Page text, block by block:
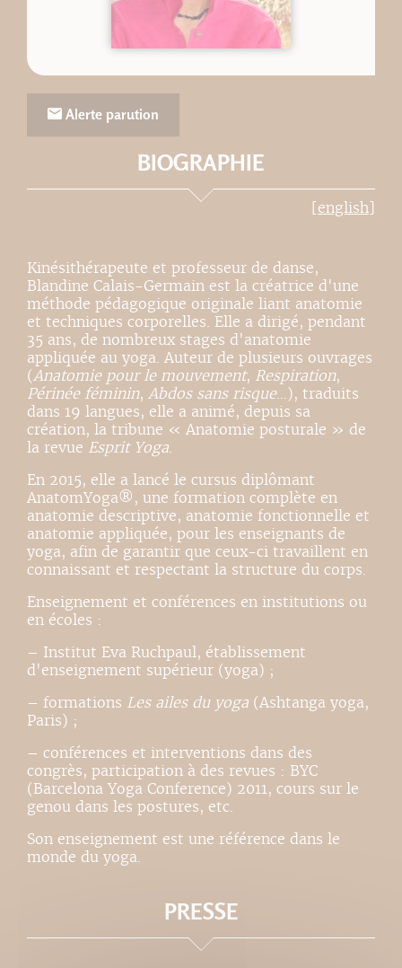
Alerte parution
BIOGRAPHIE
[english]
Kinésithérapeute et professeur de danse,
Blandine Calais-Germain est la créatrice d'une
méthode pédagogique originale liant anatomie
et techniques corporelles. Elle a dirigé, pendant
35 ans, de nombreux stages d'anatomie
appliquée au yoga. Auteur de plusieurs ouvrages
(Anatomie pour le mouvement, Respiration,
Périnée féminin, Abdos sans risque…), traduits
dans 19 langues, elle a animé, depuis sa
création, la tribune « Anatomie posturale » de
la revue Esprit Yoga.
En 2015, elle a lancé le cursus diplômant
AnatomYoga®, une formation complète en
anatomie descriptive, anatomie fonctionnelle et
anatomie appliquée, pour les enseignants de
yoga, afin de garantir que ceux-ci travaillent en
connaissant et respectant la structure du corps.
Enseignement et conférences en institutions ou
en écoles :
– Institut Eva Ruchpaul, établissement
d'enseignement supérieur (yoga) ;
– formations Les ailes du yoga (Ashtanga yoga,
Paris) ;
– conférences et interventions dans des
congrès, participation à des revues : BYC
(Barcelona Yoga Conference) 2011, cours sur le
genou dans les postures, etc.
Son enseignement est une référence dans le
monde du yoga.
PRESSE